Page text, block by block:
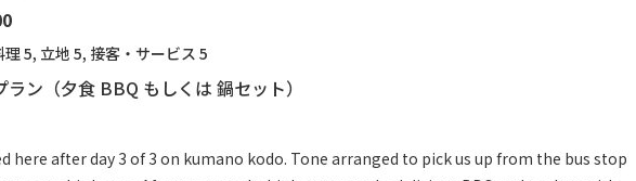
5, 立地 5, 接客・サービス 5
ン（夕食 BBQ もしくは 鍋セット）
here after day 3 of 3 on kumano kodo. Tone arranged to pick us up from the bus stop